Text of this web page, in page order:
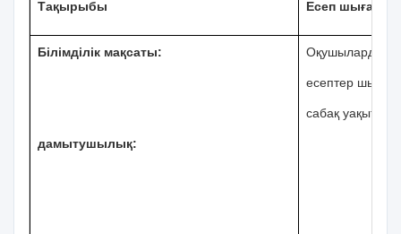
Тақырыбы Есеп шығару
Білімділік мақсаты:
дамытушылық:
Оқушылардың
есептер шығару
сабақ уақытын